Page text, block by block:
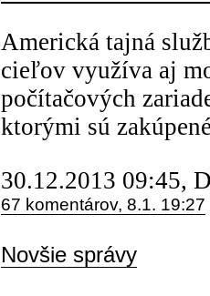
Americká tajná
cieľov využíva aj
počítačových
ktorými sú
30.12.2013 09:45,
67 komentárov, 8.1. 19:27
Novšie správy